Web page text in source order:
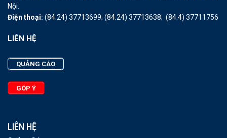
Nội.
Điện thoại: (84.24) 37713699; (84.24) 37713638; (84.4) 37711756
LIÊN HỆ
QUẢNG CÁO
GÓP Ý
LIÊN HỆ